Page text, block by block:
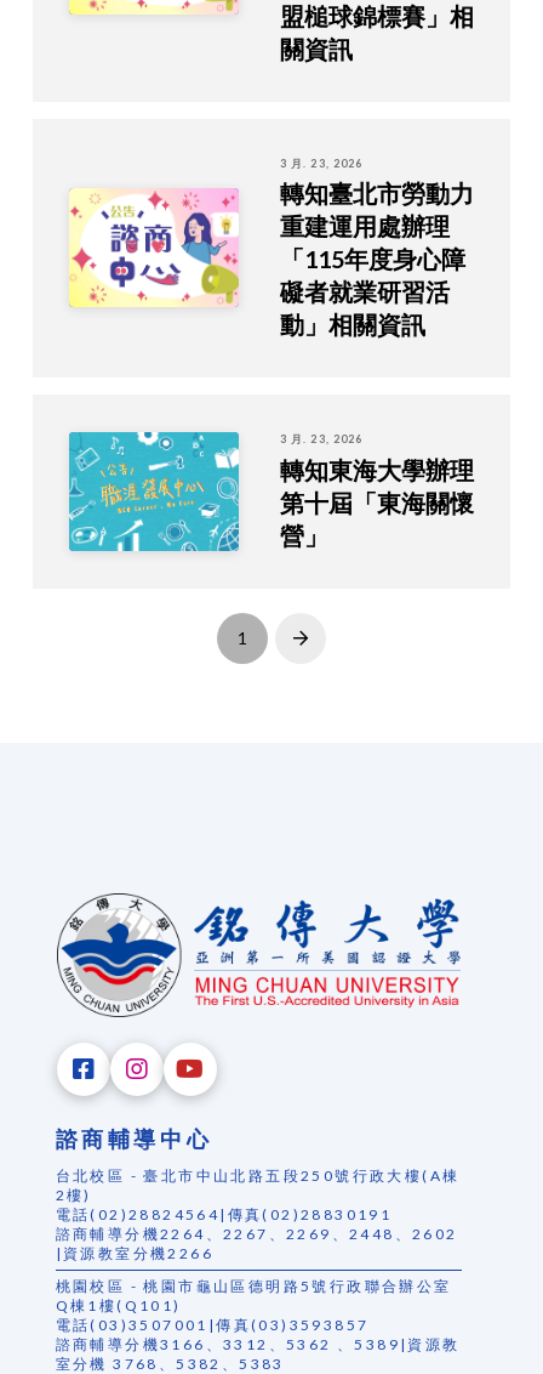
盟槌球錦標賽」相
關資訊
3 月. 23, 2026
轉知臺北市勞動力
重建運用處辦理
「115年度身心障
礙者就業研習活
動」相關資訊
3 月. 23, 2026
轉知東海大學辦理
第十屆「東海關懷
營」
1 Next
諮商輔導中心
台北校區 - 臺北市中山北路五段250號行政大樓(A棟
2樓)
電話(02)28824564|傳真(02)28830191
諮商輔導分機2264、2267、2269、2448、2602
|資源教室分機2266
桃園校區 - 桃園市龜山區德明路5號行政聯合辦公室
Q棟1樓(Q101)
電話(03)3507001|傳真(03)3593857
諮商輔導分機3166、3312、5362 、5389|資源教
室分機 3768、5382、5383